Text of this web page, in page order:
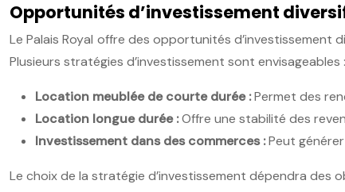
Opportunités d’investissement
Le Palais Royal offre des opportunités
Plusieurs stratégies d’investissement sont envisageables :
Location meublée de courte durée :Permet des
Location longue durée :Offre une stabilité des
Investissement dans des commerces :Peut
Le choix de la stratégie d’investissement dépendra des